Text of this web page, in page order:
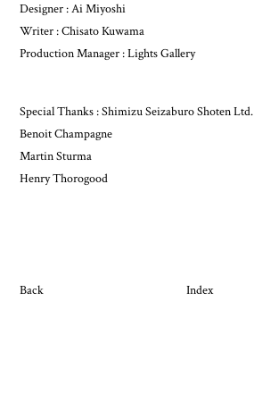
Designer : Ai Miyoshi
Writer : Chisato Kuwama
Production Manager : Lights Gallery
Special Thanks : Shimizu Seizaburo Shoten Ltd.
Benoit Champagne
Martin Sturma
Henry Thorogood
Back Index